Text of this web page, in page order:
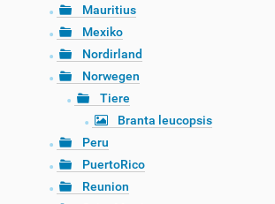
Mauritius
Mexiko
Nordirland
Norwegen
Tiere
Branta leucopsis
Peru
PuertoRico
Reunion